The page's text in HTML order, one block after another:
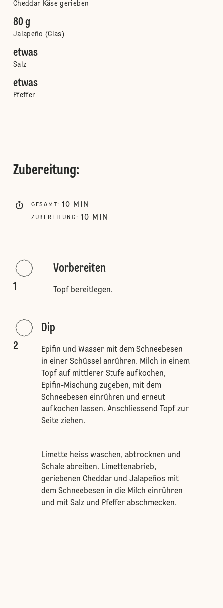
Cheddar Käse gerieben
80 g
Jalapeño (Glas)
etwas
Salz
etwas
Pfeffer
Zubereitung:
GESAMT : 10 MIN
ZUBEREITUNG : 10 MIN
1
Vorbereiten
Topf bereitlegen.
2
Dip
Epifin und Wasser mit dem Schneebesen
in einer Schüssel anrühren. Milch in einem
Topf auf mittlerer Stufe aufkochen,
Epifin-Mischung zugeben, mit dem
Schneebesen einrühren und erneut
aufkochen lassen. Anschliessend Topf zur
Seite ziehen.
Limette heiss waschen, abtrocknen und
Schale abreiben. Limettenabrieb,
geriebenen Cheddar und Jalapeños mit
dem Schneebesen in die Milch einrühren
und mit Salz und Pfeffer abschmecken.